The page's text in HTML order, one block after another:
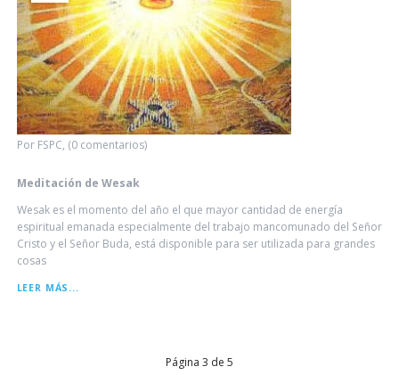
Por FSPC, (0 comentarios)
Meditación de Wesak
Wesak es el momento del año el que mayor cantidad de energía
espiritual emanada especialmente del trabajo mancomunado del Señor
Cristo y el Señor Buda, está disponible para ser utilizada para grandes
cosas
LEER MÁS...
Página 3 de 5